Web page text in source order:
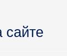
сайте